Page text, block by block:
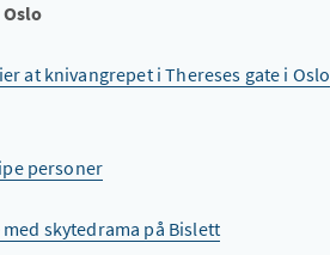
at knivangrepet i Thereses gate i Oslo
personer
skytedrama på Bislett